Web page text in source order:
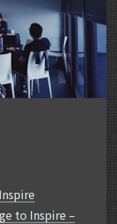
to Inspire –